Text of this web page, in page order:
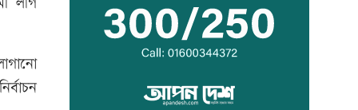
টুর্নামেন্টে সংঘর্ষ, আহত ২৪
যেভাবে জানা যাবে